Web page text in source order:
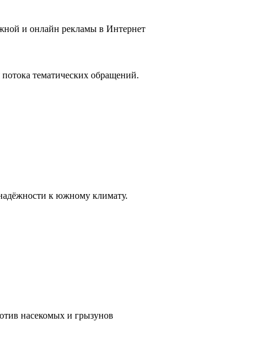
и онлайн рекламы в Интернет
тематических обращений.
к южному климату.
насекомых и грызунов